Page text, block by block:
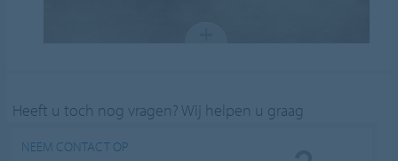
Heeft u toch nog vragen? Wij helpen u graag
NEEM CONTACT OP